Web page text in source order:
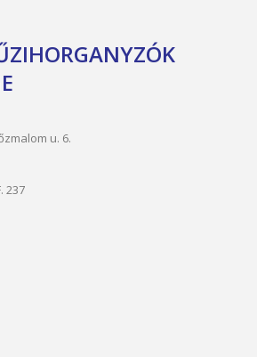
u. 6.
237